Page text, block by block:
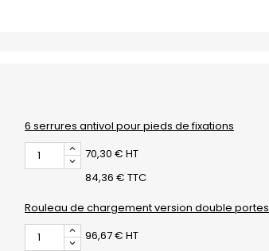
6 serrures antivol pour pieds de fixations
70,30 € HT
84,36 € TTC
Rouleau de chargement version double portes
96,67 € HT